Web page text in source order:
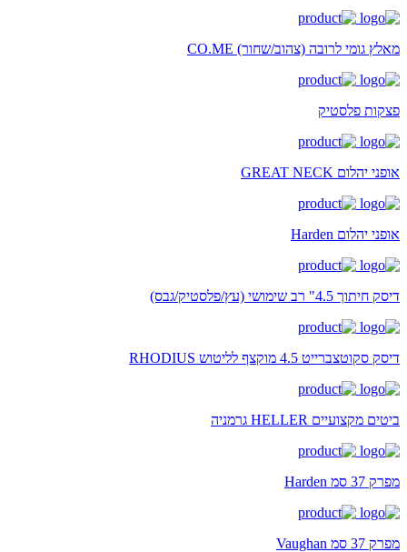
מאלץ גומי לרובה (צהוב/שחור) CO.ME
פצקות פלסטיק
אופני יהלום GREAT NECK
אופני יהלום Harden
דיסק חיתוך 4.5" רב שימושי (עץ/פלסטיק/גבס)
דיסק סקוטצברייט 4.5 מוקצף לליטוש RHODIUS
ביטים מקצועיים HELLER גרמניה
מפרק 37 סמ Harden
מפרק 37 סמ Vaughan